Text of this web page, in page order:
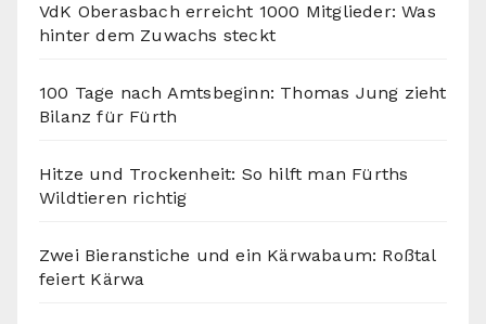
VdK Oberasbach erreicht 1000 Mitglieder: Was
hinter dem Zuwachs steckt
100 Tage nach Amtsbeginn: Thomas Jung zieht
Bilanz für Fürth
Hitze und Trockenheit: So hilft man Fürths
Wildtieren richtig
Zwei Bieranstiche und ein Kärwabaum: Roßtal
feiert Kärwa